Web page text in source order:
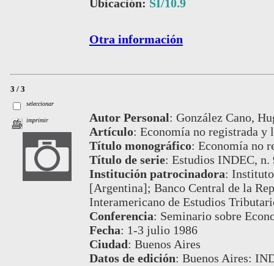
Ubicación: SI/10.9
Otra información
3 / 3
seleccionar
imprimir Autor Personal: González Cano,
Artículo: Economía no registrada y
Título monográfico: Economía no
Título de serie: Estudios INDEC, n.
Institución patrocinadora:
[Argentina]; Banco Central de la
Interamericano de Estudios
Conferencia: Seminario sobre
Fecha: 1-3 julio 1986
Ciudad: Buenos Aires
Datos de edición: Buenos Aires: